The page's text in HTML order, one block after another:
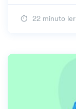
22 minuto ler